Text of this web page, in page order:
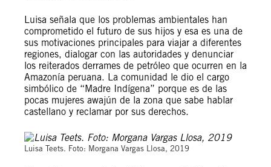
Luisa señala que los problemas ambientales han
comprometido el futuro de sus hijos y esa es una de
sus motivaciones principales para viajar a diferentes
regiones, dialogar con las autoridades y denunciar
los reiterados derrames de petróleo que ocurren en la
Amazonía peruana. La comunidad le dio el cargo
simbólico de “Madre Indígena” porque es de las
pocas mujeres awajún de la zona que sabe hablar
castellano y reclamar por sus derechos.
Luisa Teets. Foto: Morgana Vargas Llosa, 2019